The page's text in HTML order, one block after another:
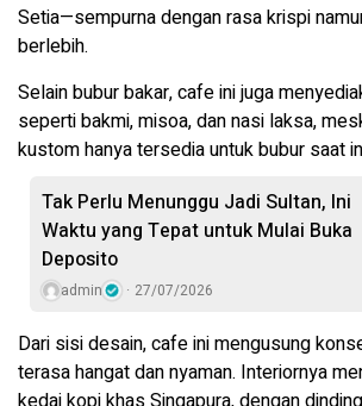
Setia—sempurna dengan rasa krispi
berlebih.
Selain bubur bakar, cafe ini juga
seperti bakmi, misoa, dan nasi laksa,
kustom hanya tersedia untuk bubur saat
Tak Perlu Menunggu Jadi Sultan, Ini
Waktu yang Tepat untuk Mulai Buka
Deposito
admin 27/07/2026
Dari sisi desain, cafe ini mengusung
terasa hangat dan nyaman. Interiornya